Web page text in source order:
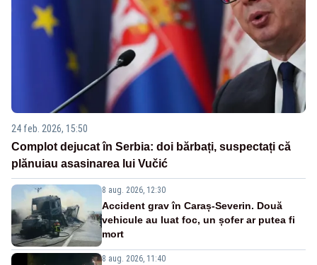
24 feb. 2026, 15:50
Complot dejucat în Serbia: doi bărbați, suspectați că
plănuiau asasinarea lui Vučić
8 aug. 2026, 12:30
Accident grav în Caraș-Severin. Două
vehicule au luat foc, un șofer ar putea fi
mort
8 aug. 2026, 11:40